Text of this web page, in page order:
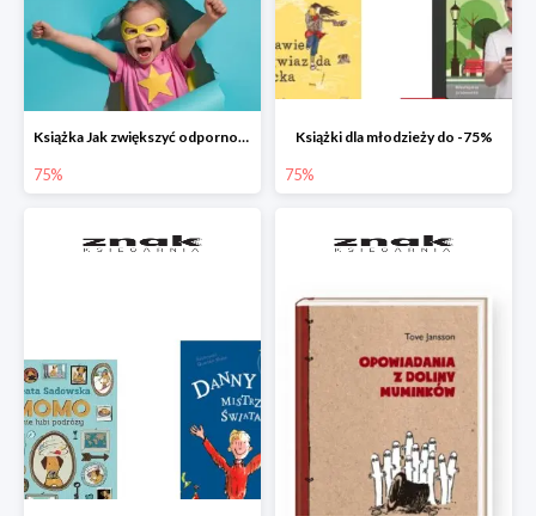
Książka Jak zwiększyć odporność swojego dziecka w promocji
75%
Książki dla młodzieży do -75%
75%